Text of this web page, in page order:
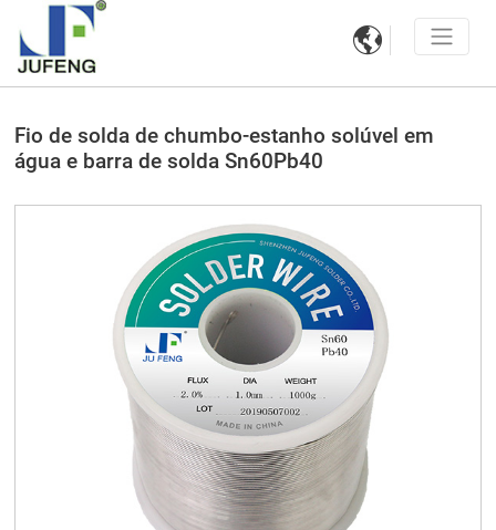

Fio de solda de chumbo-estanho solúvel em
água e barra de solda Sn60Pb40